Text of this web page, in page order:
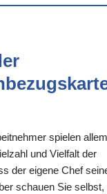
spielen allem
und Vielfalt der
der eigene Chef
schauen Sie selbst,